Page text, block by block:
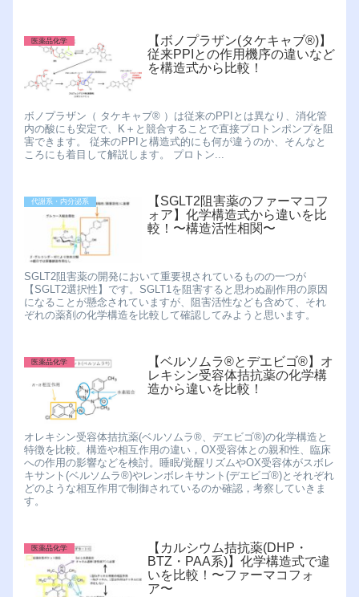
医薬品化学
【ボノプラザン(タケキャブ®︎)】
従来PPIとの作用機序の違いなど
を構造式から比較！
ボノプラザン（ タケキャブ®︎ ）は従来のPPIとは異なり、消化管
内の酸にも安定で、K＋と競合することで直接プロトンポンプを阻
害できます。 従来のPPIと構造式的にも何が違うのか、そんなと
ころにも着目して解説します。 プロトン...
代謝系・内分泌系
【SGLT2阻害薬のファーマコフ
ォア】化学構造式から違いを比
較！〜構造活性相関〜
SGLT2阻害薬の開発において重要視されているものの一つが
【SGLT2選択性】です。SGLT1を阻害すると思わぬ副作用の原因
になることが懸念されていますが、阻害活性なども含めて、それ
ぞれの薬剤の化学構造を比較して確認してみようと思います。
医薬品化学
【ベルソムラ®︎とデエビゴ®︎】オ
レキシン受容体拮抗薬の化学構
造から違いを比較！
オレキシン受容体拮抗薬(ベルソムラ®︎、デエビゴ®︎)の化学構造と
特徴を比較。構造や相互作用の違い，OX受容体との親和性、臨床
への作用の影響などを検討。睡眠/覚醒リズムやOX受容体がスボレ
キサント(ベルソムラ®︎)やレンボレキサント(デエビゴ®︎)とそれぞれ
どのような相互作用で制御されているのか確認，考察していきま
す。
医薬品化学
【カルシウム拮抗薬(DHP・
BTZ・PAA系)】化学構造式で違
いを比較！〜ファーマコフォ
ア〜